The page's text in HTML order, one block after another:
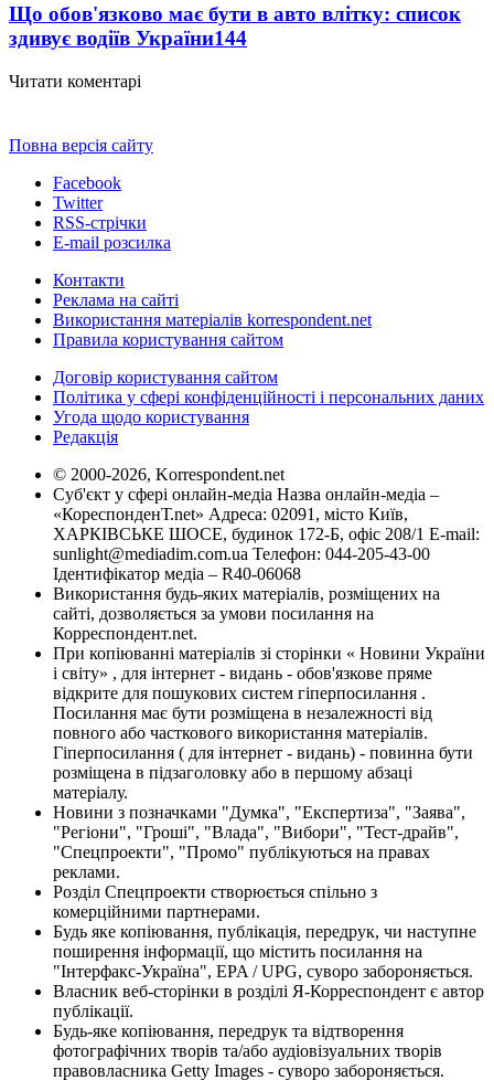
Що обов'язково має бути в авто влітку: список
здивує водіїв України144
Читати коментарі
Повна версія сайту
Facebook
Twitter
RSS-стрічки
E-mail розсилка
Контакти
Реклама на сайті
Використання матеріалів korrespondent.net
Правила користування сайтом
Договір користування сайтом
Політика у сфері конфіденційності і персональних даних
Угода щодо користування
Редакція
© 2000-2026, Korrespondent.net
Суб'єкт у сфері онлайн-медіа Назва онлайн-медіа –
«КореспонденТ.net» Адреса: 02091, місто Київ,
ХАРКІВСЬКЕ ШОСЕ, будинок 172-Б, офіс 208/1 E-mail:
sunlight@mediadim.com.ua Телефон: 044-205-43-00
Ідентифікатор медіа – R40-06068
Використання будь-яких матеріалів, розміщених на
сайті, дозволяється за умови посилання на
Корреспондент.net.
При копіюванні матеріалів зі сторінки « Новини України
і світу» , для інтернет - видань - обов'язкове пряме
відкрите для пошукових систем гіперпосилання .
Посилання має бути розміщена в незалежності від
повного або часткового використання матеріалів.
Гіперпосилання ( для інтернет - видань) - повинна бути
розміщена в підзаголовку або в першому абзаці
матеріалу.
Новини з позначками "Думка", "Експертиза", "Заява",
"Регіони", "Гроші", "Влада", "Вибори", "Тест-драйв",
"Спецпроекти", "Промо" публікуються на правах
реклами.
Розділ Спецпроекти створюється спільно з
комерційними партнерами.
Будь яке копіювання, публікація, передрук, чи наступне
поширення інформації, що містить посилання на
"Інтерфакс-Україна", EPA / UPG, суворо забороняється.
Власник веб-сторінки в розділі Я-Корреспондент є автор
публікації.
Будь-яке копіювання, передрук та відтворення
фотографічних творів та/або аудіовізуальних творів
правовласника Getty Images - суворо забороняється.